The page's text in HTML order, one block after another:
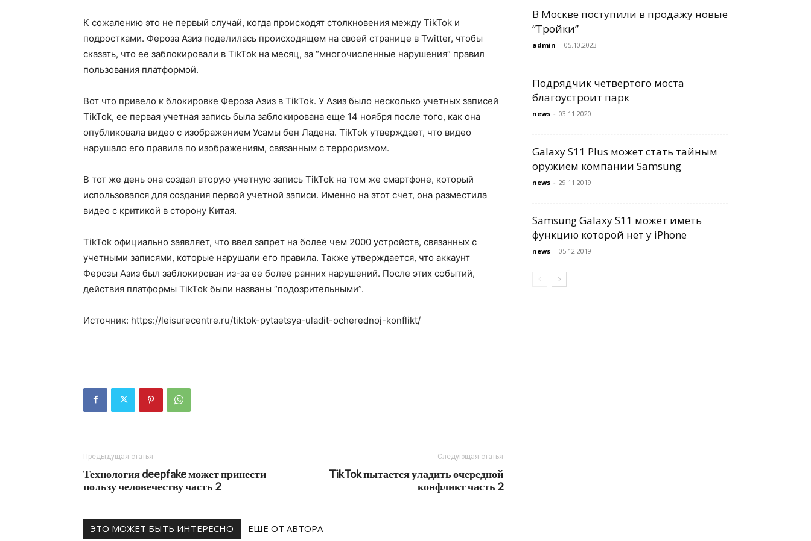
К сожалению это не первый случай, когда происходят столкновения между TikTok и
подростками. Фероза Азиз поделилась происходящем на своей странице в Twitter, чтобы
сказать, что ее заблокировали в TikTok на месяц, за “многочисленные нарушения” правил
пользования платформой.
Вот что привело к блокировке Фероза Азиз в TikTok. У Азиз было несколько учетных записей
TikTok, ее первая учетная запись была заблокирована еще 14 ноября после того, как она
опубликовала видео с изображением Усамы бен Ладена. TikTok утверждает, что видео
нарушало его правила по изображениям, связанным с терроризмом.
В тот же день она создал вторую учетную запись TikTok на том же смартфоне, который
использовался для создания первой учетной записи. Именно на этот счет, она разместила
видео с критикой в сторону Китая.
TikTok официально заявляет, что ввел запрет на более чем 2000 устройств, связанных с
учетными записями, которые нарушали его правила. Также утверждается, что аккаунт
Ферозы Азиз был заблокирован из-за ее более ранних нарушений. После этих событий,
действия платформы TikTok были названы “подозрительными”.
Источник: https://leisurecentre.ru/tiktok-pytaetsya-uladit-ocherednoj-konflikt/
Предыдущая статья
Технология deepfake может принести
пользу человечеству часть 2
Следующая статья
TikTok пытается уладить очередной
конфликт часть 2
ЭТО МОЖЕТ БЫТЬ ИНТЕРЕСНО ЕЩЕ ОТ АВТОРА
В Москве поступили в продажу новые
“Тройки”
admin - 05.10.2023
Подрядчик четвертого моста
благоустроит парк
news - 03.11.2020
Galaxy S11 Plus может стать тайным
оружием компании Samsung
news - 29.11.2019
Samsung Galaxy S11 может иметь
функцию которой нет у iPhone
news - 05.12.2019